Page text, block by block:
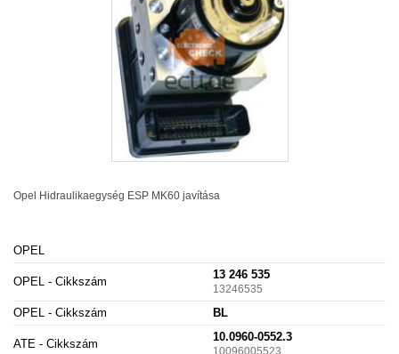
Opel Hidraulikaegység ESP MK60 javítása
OPEL
OPEL - Cikkszám
13 246 535
13246535
OPEL - Cikkszám BL
ATE - Cikkszám
10.0960-0552.3
10096005523